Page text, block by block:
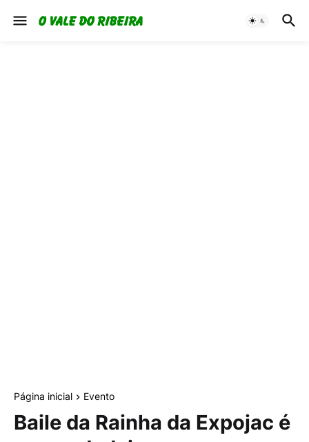
Página inicial Evento
Baile da Rainha da Expojac é